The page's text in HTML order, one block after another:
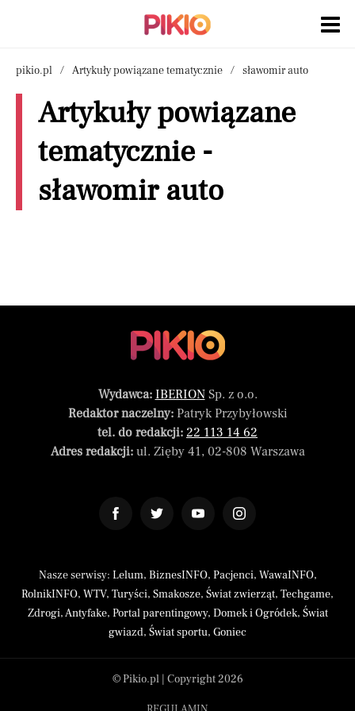
pikio.pl Artykuły powiązane tematycznie sławomir auto
Artykuły powiązane
tematycznie -
sławomir auto
Wydawca: IBERIONSp. z o.o.
Redaktor naczelny:Patryk Przybyłowski
tel. do redakcji: 22 113 14 62
Adres redakcji:ul. Zięby 41, 02-808 Warszawa
Nasze serwisy: Lelum, BiznesINFO, Pacjenci, WawaINFO,
RolnikINFO, WTV, Turyści, Smakosze, Świat zwierząt, Techgame,
Zdrogi,Antyfake, Portal parentingowy, Domek i Ogródek, Świat
gwiazd, Świat sportu, Goniec
© Pikio.pl | Copyright 2026